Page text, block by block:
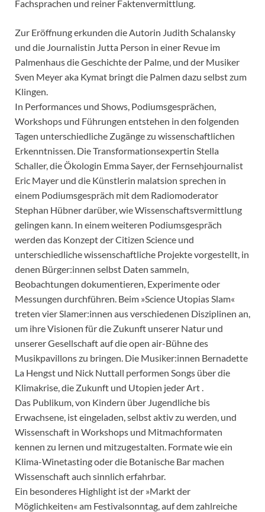
Fachsprachen und reiner Faktenvermittlung.
Zur Eröffnung erkunden die Autorin Judith Schalansky
und die Journalistin Jutta Person in einer Revue im
Palmenhaus die Geschichte der Palme, und der Musiker
Sven Meyer aka Kymat bringt die Palmen dazu selbst zum
Klingen.
In Performances und Shows, Podiumsgesprächen,
Workshops und Führungen entstehen in den folgenden
Tagen unterschiedliche Zugänge zu wissenschaftlichen
Erkenntnissen. Die Transformationsexpertin Stella
Schaller, die Ökologin Emma Sayer, der Fernsehjournalist
Eric Mayer und die Künstlerin malatsion sprechen in
einem Podiumsgespräch mit dem Radiomoderator
Stephan Hübner darüber, wie Wissenschaftsvermittlung
gelingen kann. In einem weiteren Podiumsgespräch
werden das Konzept der Citizen Science und
unterschiedliche wissenschaftliche Projekte vorgestellt, in
denen Bürger:innen selbst Daten sammeln,
Beobachtungen dokumentieren, Experimente oder
Messungen durchführen. Beim »Science Utopias Slam«
treten vier Slamer:innen aus verschiedenen Disziplinen an,
um ihre Visionen für die Zukunft unserer Natur und
unserer Gesellschaft auf die open air-Bühne des
Musikpavillons zu bringen. Die Musiker:innen Bernadette
La Hengst und Nick Nuttall performen Songs über die
Klimakrise, die Zukunft und Utopien jeder Art .
Das Publikum, von Kindern über Jugendliche bis
Erwachsene, ist eingeladen, selbst aktiv zu werden, und
Wissenschaft in Workshops und Mitmachformaten
kennen zu lernen und mitzugestalten. Formate wie ein
Klima-Winetasting oder die Botanische Bar machen
Wissenschaft auch sinnlich erfahrbar.
Ein besonderes Highlight ist der »Markt der
Möglichkeiten« am Festivalsonntag, auf dem zahlreiche